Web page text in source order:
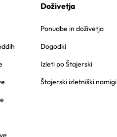
Doživetja
Ponudbe in doživetja
Dogodki
Izleti po Štajerski
Štajerski izletniški namigi